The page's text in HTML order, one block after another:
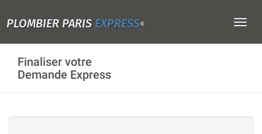
PLOMBIER PARIS EXPRESS®
Finaliser votre
Demande Express